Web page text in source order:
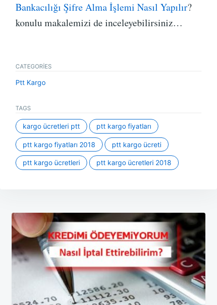
Bankacılığı Şifre Alma İşlemi Nasıl Yapılır?
konulu makalemizi de inceleyebilirsiniz…
CATEGORIES
Ptt Kargo
TAGS
kargo ücretleri ptt ptt kargo fiyatları
ptt kargo fiyatları 2018 ptt kargo ücreti
ptt kargo ücretleri ptt kargo ücretleri 2018
gezinmesi